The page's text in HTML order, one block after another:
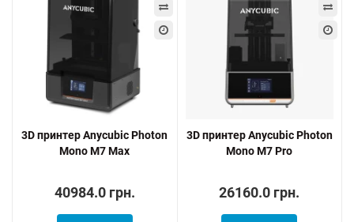
3D принтер Anycubic Photon
Mono M7 Max
40984.0 грн.
3D принтер Anycubic Photon
Mono M7 Pro
26160.0 грн.